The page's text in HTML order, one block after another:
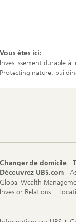
Vous êtes ici:
Investissement durable à
Protecting nature,
Changer de domicile
Découvrez UBS.com
Global Wealth
Investor Relations